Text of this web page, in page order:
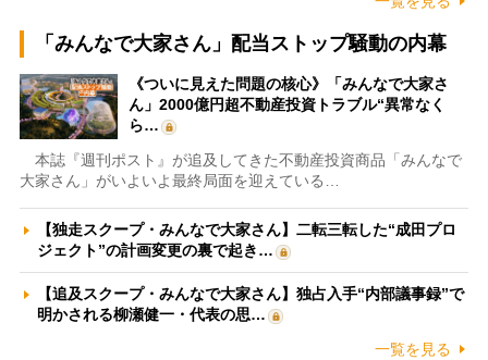
「みんなで大家さん」配当ストップ騒動の内幕
《ついに見えた問題の核心》「みんなで大家さ
ん」2000億円超不動産投資トラブル“異常なく
ら…
本誌『週刊ポスト』が追及してきた不動産投資商品「みんなで
大家さん」がいよいよ最終局面を迎えている…
【独走スクープ・みんなで大家さん】二転三転した“成田プロ
ジェクト”の計画変更の裏で起き…
【追及スクープ・みんなで大家さん】独占入手“内部議事録”で
明かされる柳瀬健一・代表の思…
一覧を見る